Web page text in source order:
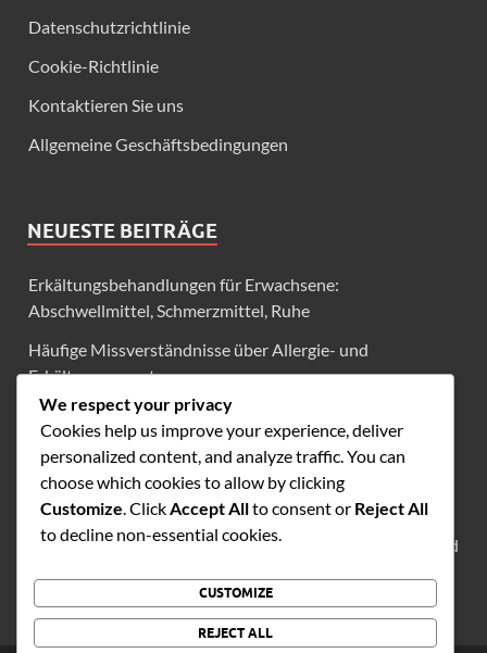
Datenschutzrichtlinie
Cookie-Richtlinie
Kontaktieren Sie uns
Allgemeine Geschäftsbedingungen
NEUESTE BEITRÄGE
Erkältungsbehandlungen für Erwachsene:
Abschwellmittel, Schmerzmittel, Ruhe
Häufige Missverständnisse über Allergie- und
Erkältungssymptome
Saisonale Allergiesymptome: Unterschiede zwischen
Erwachsenen und Kindern
Saisonale Allergien und Erkältungen: Überlappung der
Symptome erklärt
Bewertung von Verschreibungsoptionen für Allergien und
We respect your privacy
Cookies help us improve your experience, deliver
personalized content, and analyze traffic. You can
choose which cookies to allow by clicking
Customize . Click Accept Allto consent or Reject All
to decline non-essential cookies.
CUSTOMIZE
REJECT ALL